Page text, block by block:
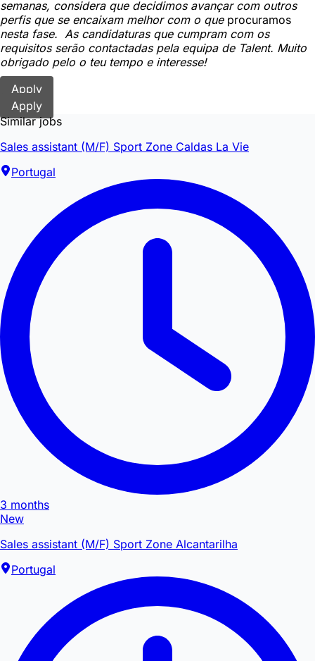
semanas, considera que decidimos avançar com outros
perfis que se encaixam melhor com o que procuramos
nesta fase. As candidaturas que cumpram com os
requisitos serão contactadas pela equipa de Talent. Muito
obrigado pelo o teu tempo e interesse!
Apply
Apply
Similar jobs
Sales assistant (M/F) Sport Zone Caldas La Vie
Portugal
3 months
New
Sales assistant (M/F) Sport Zone Alcantarilha
Portugal